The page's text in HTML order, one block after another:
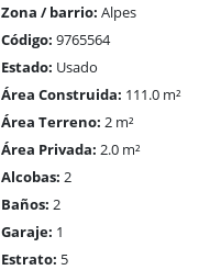
Zona / barrio: Alpes
Código: 9765564
Estado: Usado
Área Construida: 111.0 m²
Área Terreno: 2 m²
Área Privada: 2.0 m²
Alcobas: 2
Baños: 2
Garaje: 1
Estrato: 5